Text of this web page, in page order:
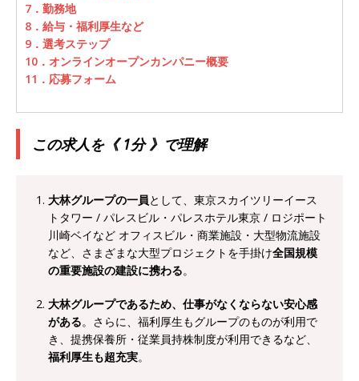
全てと取引する国内トップシェアのマグネシウム
用企業
格!! 】 需要が伸び続ける安定したリフォーム業界
の専門商社 ｜ 大手メーカーとも取引多数!! ｜ 30
歳までは個人の成績に関わらず昇給を約束 ｜ ソ
[ 2026年5月14日 ]
【 28卒 】 NTTドコモグルー
プと電通グループの傘下 ｜ 初任給40万 ｜ 人よ
7．勤務地
8．給与・福利厚生など
9．選考ステップ
10．オンラインオープンカンパニー概要
11．応募フォーム
この求人を《 1分 》で理解
大林グループの一員として、東京スカイツリーイース
トタワー / パレスビル・パレスホテル東京 / ロジポート
川崎ベイなど オフィスビル・商業施設・大型物流施設
など、さまざまな大型プロジェクトを手掛け全国規模
の重要施設の建設に携わる。
大林グループであるため、仕事がなくならない安心感
がある。さらに、福利厚生もグループのものが利用で
き、提携保養所・従業員持株制度が利用できるなど、
福利厚生も超充実。